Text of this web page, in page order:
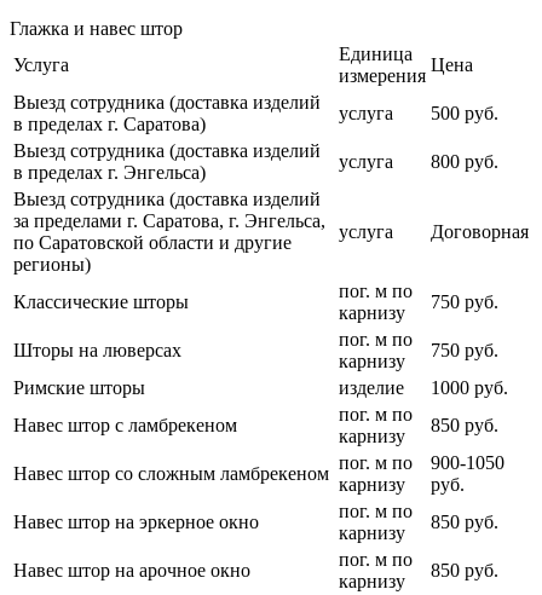
Глажка и навес штор
Услуга
Единица
измерения
Цена
Выезд сотрудника (доставка изделий
в пределах г. Саратова)
услуга
500 руб.
Выезд сотрудника (доставка изделий
в пределах г. Энгельса)
услуга
800 руб.
Выезд сотрудника (доставка изделий
за пределами г. Саратова, г. Энгельса,
по Саратовской области и другие
регионы)
услуга Договорная
Классические шторы
пог. м по
карнизу
750 руб.
Шторы на люверсах
пог. м по
карнизу
750 руб.
Римские шторы
изделие
1000 руб.
Навес штор с ламбрекеном
пог. м по
карнизу
850 руб.
Навес штор со сложным ламбрекеном
пог. м по
карнизу
900-1050
руб.
Навес штор на эркерное окно
пог. м по
карнизу
850 руб.
Навес штор на арочное окно
пог. м по
карнизу
850 руб.